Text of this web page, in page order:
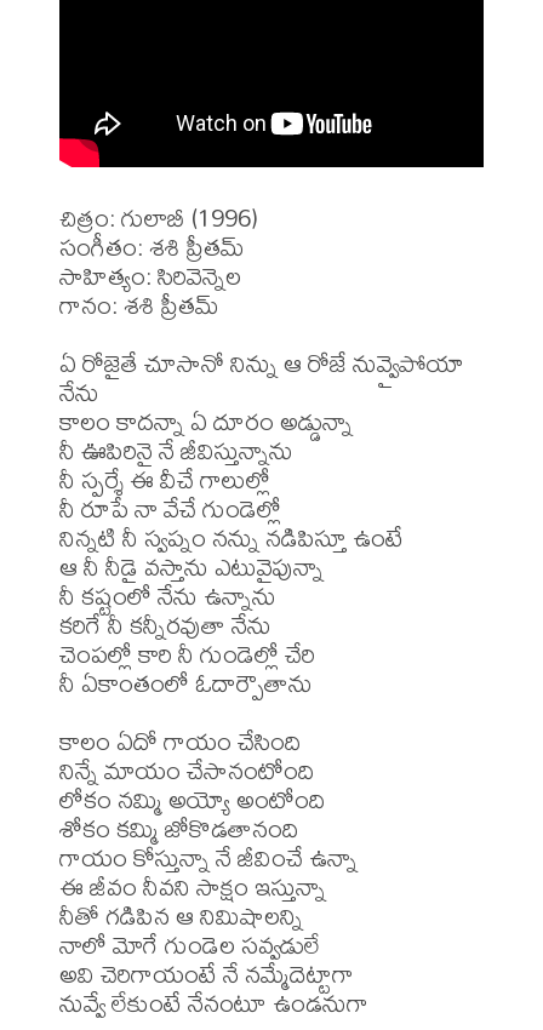
చిత్రం: గులాబీ (1996)
సంగీతం: శశి ప్రీతమ్
సాహిత్యం: సిరివెన్నెల
గానం: శశి ప్రీతమ్
ఏ రోజైతే చూసానో నిన్ను ఆ రోజే నువ్వైపోయా
నేను
కాలం కాదన్నా ఏ దూరం అడ్డున్నా
నీ ఊపిరినై నే జీవిస్తున్నాను
నీ స్పర్శే ఈ వీచే గాలుల్లో
నీ రూపే నా వేచే గుండెల్లో
నిన్నటి నీ స్వప్నం నన్ను నడిపిస్తూ ఉంటే
ఆ నీ నీడై వస్తాను ఎటువైపున్నా
నీ కష్టంలో నేను ఉన్నాను
కరిగే నీ కన్నీరవుతా నేను
చెంపల్లో కారి నీ గుండెల్లో చేరి
నీ ఏకాంతంలో ఓదార్పౌతాను
కాలం ఏదో గాయం చేసింది
నిన్నే మాయం చేసానంటోంది
లోకం నమ్మి అయ్యో అంటోంది
శోకం కమ్మి జోకొడతానంది
గాయం కోస్తున్నా నే జీవించే ఉన్నా
ఈ జీవం నీవని సాక్షం ఇస్తున్నా
నీతో గడిపిన ఆ నిమిషాలన్ని
నాలో మోగే గుండెల సవ్వడులే
అవి చెరిగాయంటే నే నమ్మేదెట్టాగా
నువ్వే లేకుంటే నేనంటూ ఉండనుగా